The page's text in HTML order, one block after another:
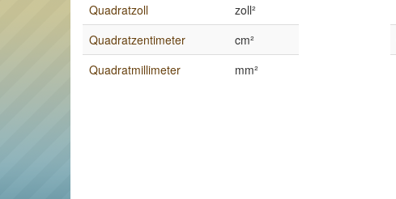
Quadratzoll
zoll²
Quadratzentimeter
cm²
Quadratmillimeter
mm²